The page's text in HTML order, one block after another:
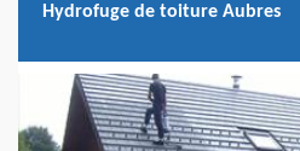
Hydrofuge de toiture Aubres